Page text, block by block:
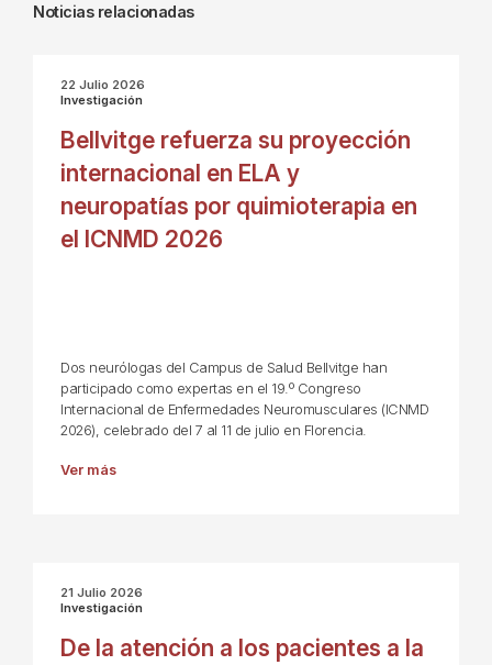
Noticias relacionadas
22 Julio 2026
Investigación
Bellvitge refuerza su proyección
internacional en ELA y
neuropatías por quimioterapia en
el ICNMD 2026
Dos neurólogas del Campus de Salud Bellvitge han
participado como expertas en el 19.º Congreso
Internacional de Enfermedades Neuromusculares (ICNMD
2026), celebrado del 7 al 11 de julio en Florencia.
Ver más
21 Julio 2026
Investigación
De la atención a los pacientes a la